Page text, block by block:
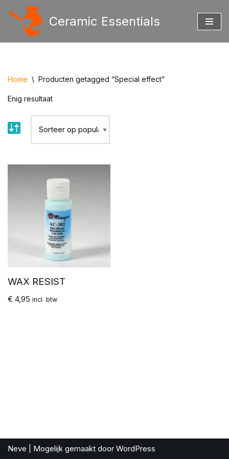
Ceramic Essentials
Home \ Producten getagged “Special effect”
Enig resultaat
WAX RESIST
€ 4,95 incl. btw
Neve | Mogelijk gemaakt door WordPress